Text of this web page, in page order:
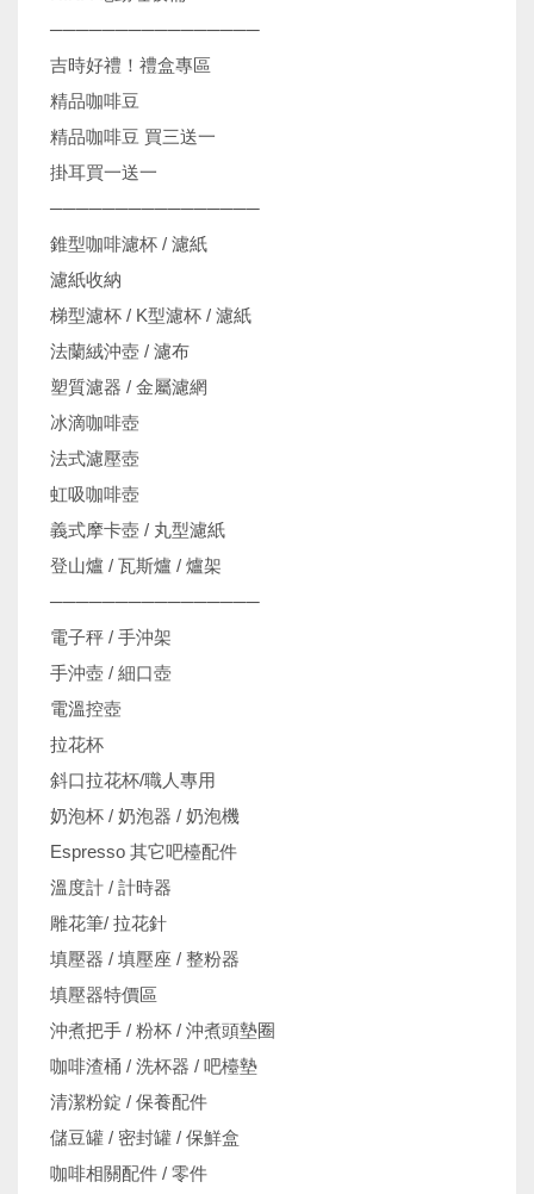
────────────────
吉時好禮！禮盒專區
精品咖啡豆
精品咖啡豆 買三送一
掛耳買一送一
────────────────
錐型咖啡濾杯 / 濾紙
濾紙收納
梯型濾杯 / K型濾杯 / 濾紙
法蘭絨沖壺 / 濾布
塑質濾器 / 金屬濾網
冰滴咖啡壺
法式濾壓壺
虹吸咖啡壺
義式摩卡壺 / 丸型濾紙
登山爐 / 瓦斯爐 / 爐架
────────────────
電子秤 / 手沖架
手沖壺 / 細口壺
電溫控壺
拉花杯
斜口拉花杯/職人專用
奶泡杯 / 奶泡器 / 奶泡機
Espresso 其它吧檯配件
溫度計 / 計時器
雕花筆/ 拉花針
填壓器 / 填壓座 / 整粉器
填壓器特價區
沖煮把手 / 粉杯 / 沖煮頭墊圈
咖啡渣桶 / 洗杯器 / 吧檯墊
清潔粉錠 / 保養配件
儲豆罐 / 密封罐 / 保鮮盒
咖啡相關配件 / 零件